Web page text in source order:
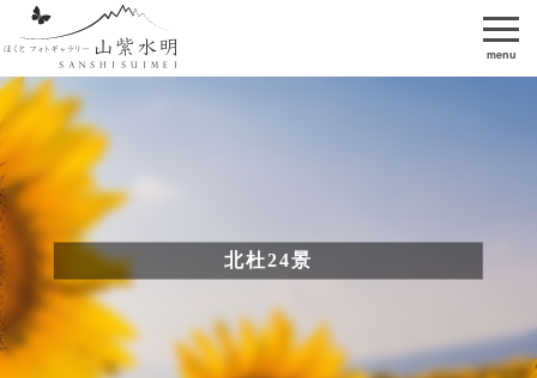
menu
北杜24景